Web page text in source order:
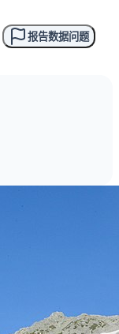
报告数据问题